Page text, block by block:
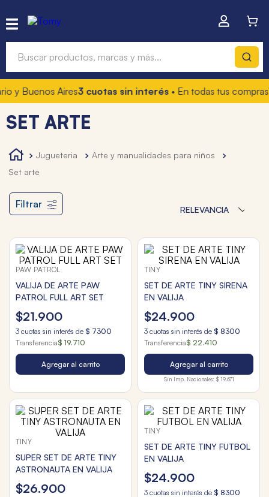
y Buenos Aires3 cuotas sin interés• En todas tus compras
SET ARTE
jugueteria
arte y manualidades para niños
set arte
Filtrar RELEVANCIA
PAW PATROL
VALIJA DE ARTE PAW
PATROL FULL ART SET
$21.900
3 cuotas sin interés de $ 7300
Transferencia$ 19.710
Agregar al carrito
TINY
SET DE ARTE TINY SIRENA
EN VALIJA
$24.900
3 cuotas sin interés de $ 8300
Transferencia$ 22.410
Agregar al carrito
Sin Imp. Nacionales: $ 19.671
TINY
SUPER SET DE ARTE TINY
ASTRONAUTA EN VALIJA
$26.900
TINY
SET DE ARTE TINY FUTBOL
EN VALIJA
$24.900
3 cuotas sin interés de $ 8300
Términos más buscados
1
hot wheels
3.